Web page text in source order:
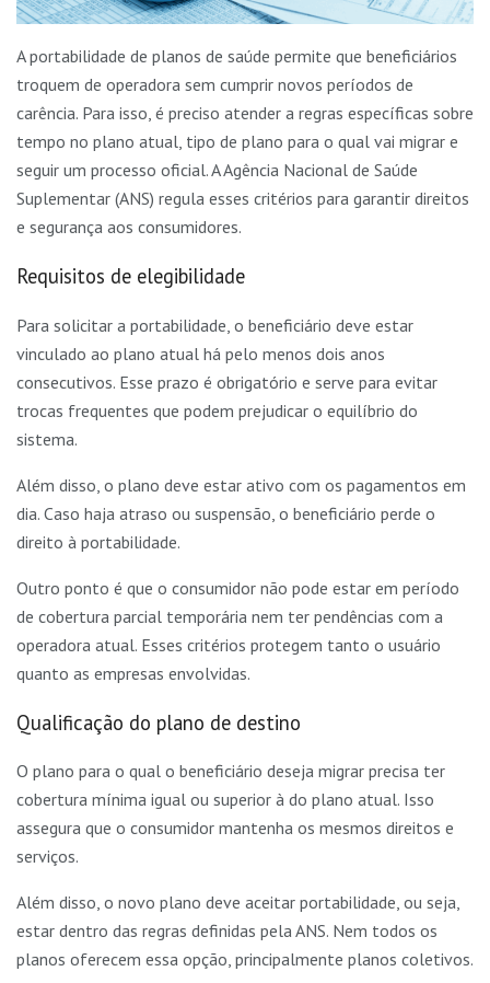
A portabilidade de planos de saúde permite que beneficiários
troquem de operadora sem cumprir novos períodos de
carência. Para isso, é preciso atender a regras específicas sobre
tempo no plano atual, tipo de plano para o qual vai migrar e
seguir um processo oficial. A Agência Nacional de Saúde
Suplementar (ANS) regula esses critérios para garantir direitos
e segurança aos consumidores.
Requisitos de elegibilidade
Para solicitar a portabilidade, o beneficiário deve estar
vinculado ao plano atual há pelo menos dois anos
consecutivos. Esse prazo é obrigatório e serve para evitar
trocas frequentes que podem prejudicar o equilíbrio do
sistema.
Além disso, o plano deve estar ativo com os pagamentos em
dia. Caso haja atraso ou suspensão, o beneficiário perde o
direito à portabilidade.
Outro ponto é que o consumidor não pode estar em período
de cobertura parcial temporária nem ter pendências com a
operadora atual. Esses critérios protegem tanto o usuário
quanto as empresas envolvidas.
Qualificação do plano de destino
O plano para o qual o beneficiário deseja migrar precisa ter
cobertura mínima igual ou superior à do plano atual. Isso
assegura que o consumidor mantenha os mesmos direitos e
serviços.
Além disso, o novo plano deve aceitar portabilidade, ou seja,
estar dentro das regras definidas pela ANS. Nem todos os
planos oferecem essa opção, principalmente planos coletivos.